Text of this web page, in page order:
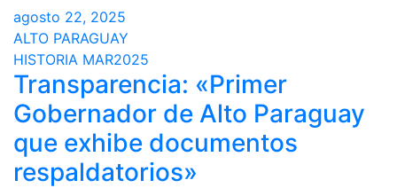
agosto 22, 2025
ALTO PARAGUAY
HISTORIA MAR2025
Transparencia: «Primer
Gobernador de Alto Paraguay
que exhibe documentos
respaldatorios»